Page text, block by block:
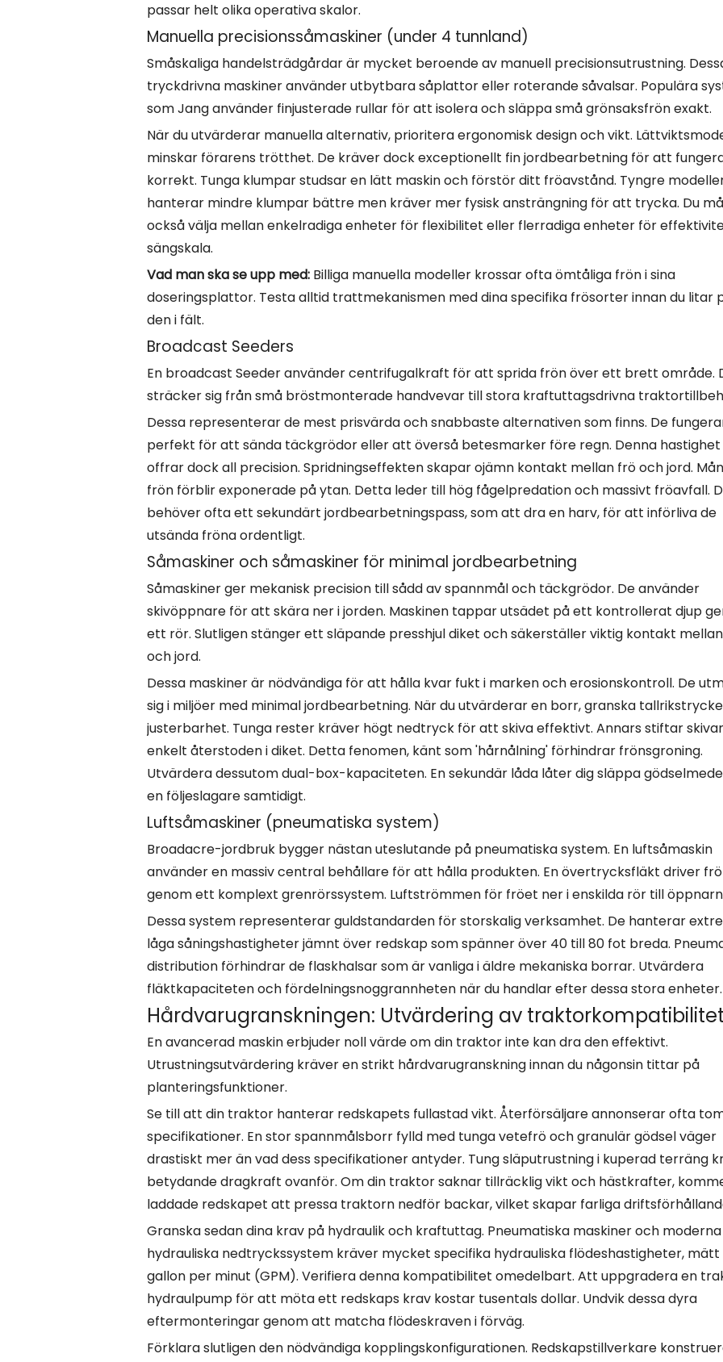
passar helt olika operativa skalor.
Manuella precisionssåmaskiner (under 4 tunnland)
Småskaliga handelsträdgårdar är mycket beroende av manuell precisionsutrustning.
tryckdrivna maskiner använder utbytbara såplattor eller roterande såvalsar. Populära
som Jang använder finjusterade rullar för att isolera och släppa små grönsaksfrön exakt.
När du utvärderar manuella alternativ, prioritera ergonomisk design och vikt.
minskar förarens trötthet. De kräver dock exceptionellt fin jordbearbetning för att
korrekt. Tunga klumpar studsar en lätt maskin och förstör ditt fröavstånd. Tyngre
hanterar mindre klumpar bättre men kräver mer fysisk ansträngning för att trycka. Du
också välja mellan enkelradiga enheter för flexibilitet eller flerradiga enheter för
sängskala.
Vad man ska se upp med: Billiga manuella modeller krossar ofta ömtåliga frön i sina
doseringsplattor. Testa alltid trattmekanismen med dina specifika frösorter innan du litar
den i fält.
Broadcast Seeders
En broadcast Seeder använder centrifugalkraft för att sprida frön över ett brett område.
sträcker sig från små bröstmonterade handvevar till stora kraftuttagsdrivna
Dessa representerar de mest prisvärda och snabbaste alternativen som finns. De
perfekt för att sända täckgrödor eller att överså betesmarker före regn. Denna hastighet
offrar dock all precision. Spridningseffekten skapar ojämn kontakt mellan frö och jord.
frön förblir exponerade på ytan. Detta leder till hög fågelpredation och massivt fröavfall.
behöver ofta ett sekundärt jordbearbetningspass, som att dra en harv, för att införliva de
utsända fröna ordentligt.
Såmaskiner och såmaskiner för minimal jordbearbetning
Såmaskiner ger mekanisk precision till sådd av spannmål och täckgrödor. De använder
skivöppnare för att skära ner i jorden. Maskinen tappar utsädet på ett kontrollerat djup
ett rör. Slutligen stänger ett släpande presshjul diket och säkerställer viktig kontakt
och jord.
Dessa maskiner är nödvändiga för att hålla kvar fukt i marken och erosionskontroll. De
sig i miljöer med minimal jordbearbetning. När du utvärderar en borr, granska
justerbarhet. Tunga rester kräver högt nedtryck för att skiva effektivt. Annars stiftar
enkelt återstoden i diket. Detta fenomen, känt som 'hårnålning' förhindrar frönsgroning.
Utvärdera dessutom dual-box-kapaciteten. En sekundär låda låter dig släppa
en följeslagare samtidigt.
Luftsåmaskiner (pneumatiska system)
Broadacre-jordbruk bygger nästan uteslutande på pneumatiska system. En luftsåmaskin
använder en massiv central behållare för att hålla produkten. En övertrycksfläkt driver
genom ett komplext grenrörssystem. Luftströmmen för fröet ner i enskilda rör till
Dessa system representerar guldstandarden för storskalig verksamhet. De hanterar
låga såningshastigheter jämnt över redskap som spänner över 40 till 80 fot breda.
distribution förhindrar de flaskhalsar som är vanliga i äldre mekaniska borrar. Utvärdera
fläktkapaciteten och fördelningsnoggrannheten när du handlar efter dessa stora enheter.
Hårdvarugranskningen: Utvärdering av traktorkompatibilitet
En avancerad maskin erbjuder noll värde om din traktor inte kan dra den effektivt.
Utrustningsutvärdering kräver en strikt hårdvarugranskning innan du någonsin tittar på
planteringsfunktioner.
Se till att din traktor hanterar redskapets fullastad vikt. Återförsäljare annonserar ofta
specifikationer. En stor spannmålsborr fylld med tunga vetefrö och granulär gödsel väger
drastiskt mer än vad dess specifikationer antyder. Tung släputrustning i kuperad terräng
betydande dragkraft ovanför. Om din traktor saknar tillräcklig vikt och hästkrafter,
laddade redskapet att pressa traktorn nedför backar, vilket skapar farliga
Granska sedan dina krav på hydraulik och kraftuttag. Pneumatiska maskiner och moderna
hydrauliska nedtryckssystem kräver mycket specifika hydrauliska flödeshastigheter, mätt
gallon per minut (GPM). Verifiera denna kompatibilitet omedelbart. Att uppgradera en
hydraulpump för att möta ett redskaps krav kostar tusentals dollar. Undvik dessa dyra
eftermonteringar genom att matcha flödeskraven i förväg.
Förklara slutligen den nödvändiga kopplingskonfigurationen. Redskapstillverkare